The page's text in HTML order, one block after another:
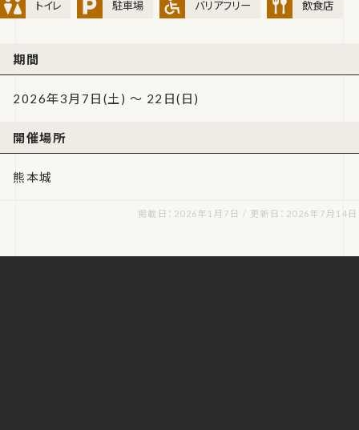
トイレ 駐車場 バリアフリー 飲食店
期間
2026年3月7日(土) ～ 22日(日)
開催場所
熊本城
掲載日：2026年1月7日 / 更新日：2026年7月14日